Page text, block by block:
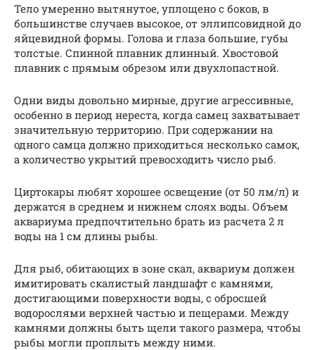
Тело умеренно вытянутое, уплощено с боков, в
большинстве случаев высокое, от эллипсовидной до
яйцевидной формы. Голова и глаза большие, губы
толстые. Спинной плавник длинный. Хвостовой
плавник с прямым обрезом или двухлопастной.
Одни виды довольно мирные, другие агрессивные,
особенно в период нереста, когда самец захватывает
значительную территорию. При содержании на
одного самца должно приходиться несколько самок,
а количество укрытий превосходить число рыб.
Циртокары любят хорошее освещение (от 50 лм/л) и
держатся в среднем и нижнем слоях воды. Объем
аквариума предпочтительно брать из расчета 2 л
воды на 1 см длины рыбы.
Для рыб, обитающих в зоне скал, аквариум должен
имитировать скалистый ландшафт с камнями,
достигающими поверхности воды, с обросшей
водорослями верхней частью и пещерами. Между
камнями должны быть щели такого размера, чтобы
рыбы могли проплыть между ними.